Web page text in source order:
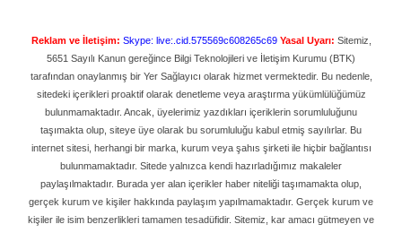
Reklam ve İletişim: Skype: live:.cid.575569c608265c69 Yasal Uyarı: Sitemiz,
5651 Sayılı Kanun gereğince Bilgi Teknolojileri ve İletişim Kurumu (BTK)
tarafından onaylanmış bir Yer Sağlayıcı olarak hizmet vermektedir. Bu nedenle,
sitedeki içerikleri proaktif olarak denetleme veya araştırma yükümlülüğümüz
bulunmamaktadır. Ancak, üyelerimiz yazdıkları içeriklerin sorumluluğunu
taşımakta olup, siteye üye olarak bu sorumluluğu kabul etmiş sayılırlar. Bu
internet sitesi, herhangi bir marka, kurum veya şahıs şirketi ile hiçbir bağlantısı
bulunmamaktadır. Sitede yalnızca kendi hazırladığımız makaleler
paylaşılmaktadır. Burada yer alan içerikler haber niteliği taşımamakta olup,
gerçek kurum ve kişiler hakkında paylaşım yapılmamaktadır. Gerçek kurum ve
kişiler ile isim benzerlikleri tamamen tesadüfidir. Sitemiz, kar amacı gütmeyen ve